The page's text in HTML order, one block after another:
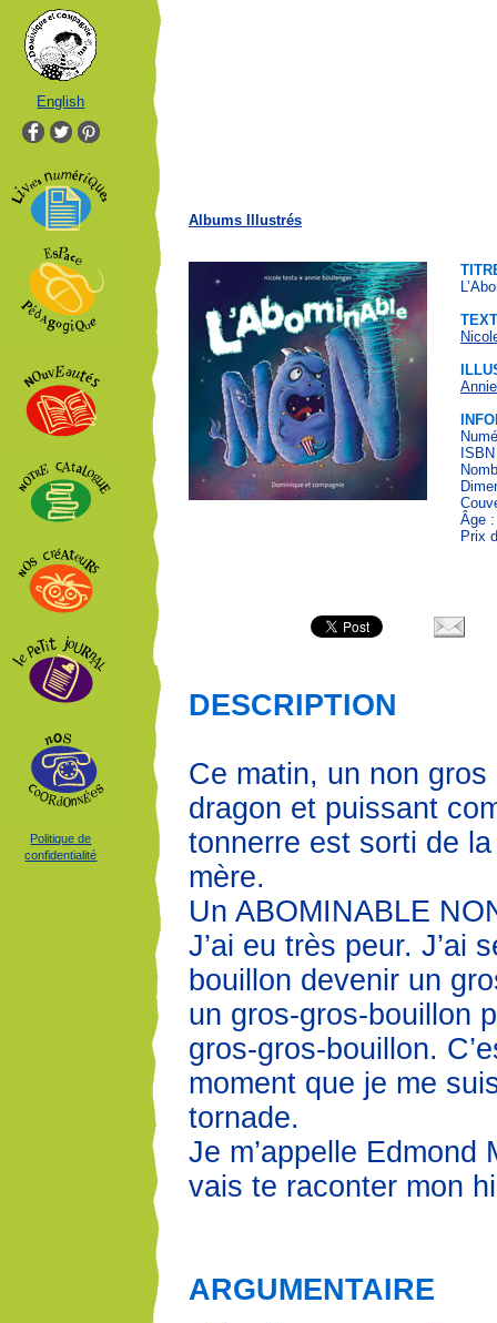
English
Politique de
confidentialité
Albums Illustrés
Âge
Prix
DESCRIPTION
Ce matin, un non gros
dragon et puissant
tonnerre est sorti de
mère.
Un ABOMINABLE
J’ai eu très peur. J’ai
bouillon devenir un
un gros-gros-bouillon
gros-gros-bouillon.
moment que je me
tornade.
Je m’appelle Edmond
vais te raconter mon
ARGUMENTAIRE